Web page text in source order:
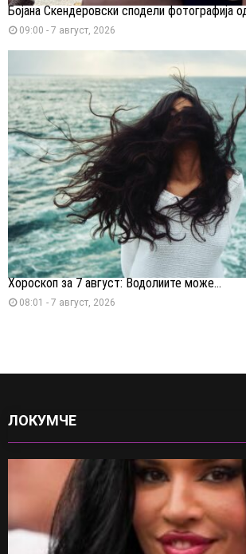
Бојана Скендеровски сподели фотографија
09:00 - 7 август, 2026
Хороскоп за 7 август: Водолиите може...
08:01 - 7 август, 2026
ЛОКУМЧЕ